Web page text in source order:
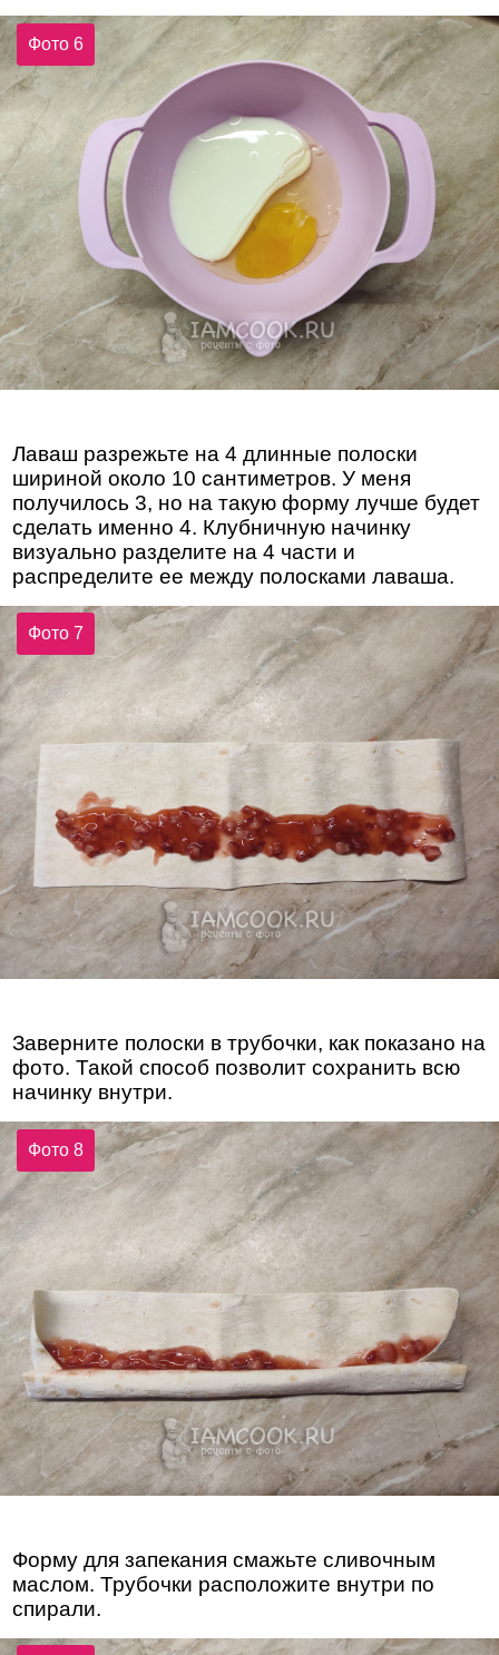
Фото 6
Лаваш разрежьте на 4 длинные полоски
шириной около 10 сантиметров. У меня
получилось 3, но на такую форму лучше будет
сделать именно 4. Клубничную начинку
визуально разделите на 4 части и
распределите ее между полосками лаваша.
Фото 7
Заверните полоски в трубочки, как показано на
фото. Такой способ позволит сохранить всю
начинку внутри.
Фото 8
Форму для запекания смажьте сливочным
маслом. Трубочки расположите внутри по
спирали.